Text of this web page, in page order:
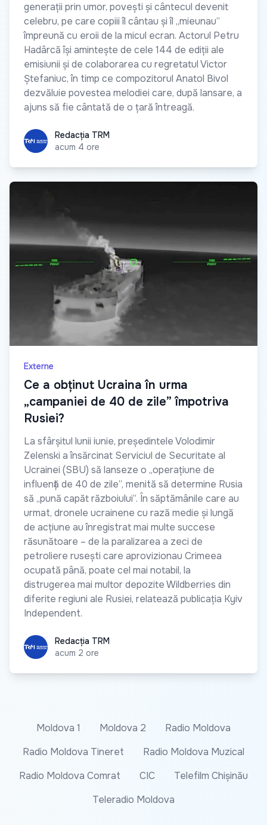
generații prin umor, povești și cântecul devenit
celebru, pe care copiii îl cântau și îl „mieunau”
împreună cu eroii de la micul ecran. Actorul Petru
Hadârcă își amintește de cele 144 de ediții ale
emisiunii și de colaborarea cu regretatul Victor
Ștefaniuc, în timp ce compozitorul Anatol Bivol
dezvăluie povestea melodiei care, după lansare, a
ajuns să fie cântată de o țară întreagă.
Redacția TRM
Redacția TRM
acum 4 ore
Externe
Ce a obținut Ucraina în urma
„campaniei de 40 de zile” împotriva
Rusiei?
La sfârșitul lunii iunie, președintele Volodimir
Zelenski a însărcinat Serviciul de Securitate al
Ucrainei (SBU) să lanseze o „operațiune de
influență de 40 de zile”, menită să determine Rusia
să „pună capăt războiului”. În săptămânile care au
urmat, dronele ucrainene cu rază medie și lungă
de acțiune au înregistrat mai multe succese
răsunătoare – de la paralizarea a zeci de
petroliere rusești care aprovizionau Crimeea
ocupată până, poate cel mai notabil, la
distrugerea mai multor depozite Wildberries din
diferite regiuni ale Rusiei, relatează publicația Kyiv
Independent.
Redacția TRM
Redacția TRM
acum 2 ore
Moldova 1 Moldova 2
Radio Moldova
Radio Moldova Tineret
Radio Moldova Muzical
Radio Moldova Comrat
CIC
Telefilm Chișinău
Teleradio Moldova